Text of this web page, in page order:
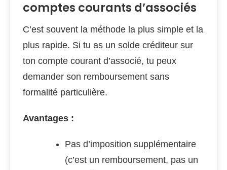
comptes courants d’associés
C’est souvent la méthode la plus simple et la
plus rapide. Si tu as un solde créditeur sur
ton compte courant d’associé, tu peux
demander son remboursement sans
formalité particulière.
Avantages :
Pas d’imposition supplémentaire
(c’est un remboursement, pas un